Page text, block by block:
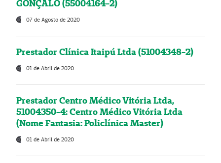
GONÇALO (55004164-2)
07 de Agosto de 2020
Prestador Clínica Itaipú Ltda (51004348-2)
01 de Abril de 2020
Prestador Centro Médico Vitória Ltda,
51004350-4: Centro Médico Vitória Ltda
(Nome Fantasia: Policlínica Master)
01 de Abril de 2020